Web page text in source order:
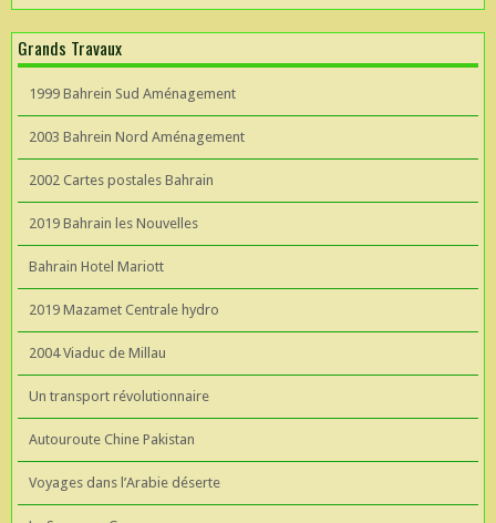
Grands Travaux
1999 Bahrein Sud Aménagement
2003 Bahrein Nord Aménagement
2002 Cartes postales Bahrain
2019 Bahrain les Nouvelles
Bahrain Hotel Mariott
2019 Mazamet Centrale hydro
2004 Viaduc de Millau
Un transport révolutionnaire
Autouroute Chine Pakistan
Voyages dans l’Arabie déserte